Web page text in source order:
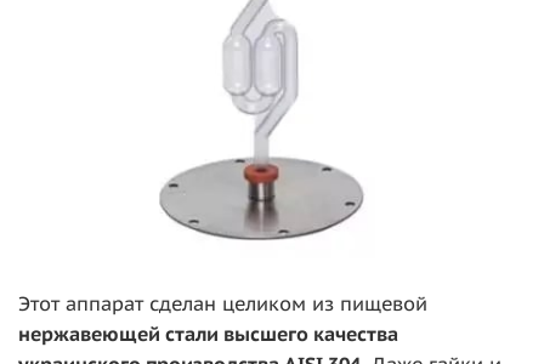
Этот аппарат сделан целиком из пищевой
нержавеющей стали высшего качества